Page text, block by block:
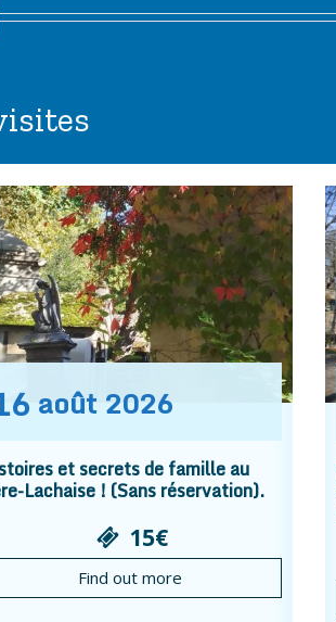
août 2026
et secrets de famille au
Lachaise ! (Sans réservation).
15€
Find out more